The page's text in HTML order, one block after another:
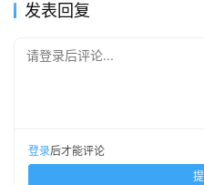
发表回复
请登录后评论...
登录后才能评论